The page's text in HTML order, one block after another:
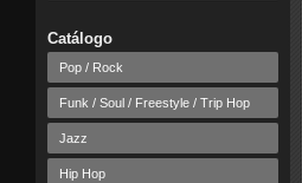
Catálogo
Pop / Rock
Funk / Soul / Freestyle / Trip Hop
Jazz
Hip Hop